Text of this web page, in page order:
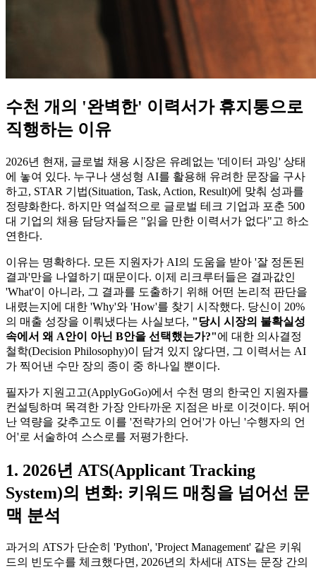
수천 개의 '완벽한' 이력서가 휴지통으로
직행하는 이유
2026년 현재, 글로벌 채용 시장은 유례없는 '데이터 과잉' 상태
에 놓여 있다. 누구나 생성형 AI를 활용해 유려한 문장을 구사
하고, STAR 기법(Situation, Task, Action, Result)에 맞춰 성과를
정량화한다. 하지만 역설적으로 글로벌 테크 기업과 포춘 500
대 기업의 채용 담당자들은 "읽을 만한 이력서가 없다"고 하소
연한다.
이유는 명확하다. 모든 지원자가 AI의 도움을 받아 '잘 정돈된
결과'만을 나열하기 때문이다. 이제 리크루터들은 결과값인
'What'이 아니라, 그 결과를 도출하기 위해 어떤 논리적 판단을
내렸는지에 대한 'Why'와 'How'를 찾기 시작했다. 당신이 20%
의 매출 성장을 이뤄냈다는 사실보다, "당시 시장의 불확실성
속에서 왜 A안이 아닌 B안을 선택했는가?"​에 대한 의사결정
철학(Decision Philosophy)이 담겨 있지 않다면, 그 이력서는 AI
가 찍어낸 수만 장의 종이 중 하나일 뿐이다.
필자가 지원고고(ApplyGoGo)에서 수천 명의 한국인 지원자를
컨설팅하며 목격한 가장 안타까운 지점은 바로 이것이다. 뛰어
난 역량을 갖추고도 이를 '전략가의 언어'가 아닌 '수행자의 언
어'로 서술하여 스스로를 저평가한다.
1. 2026년 ATS(Applicant Tracking
System)의 변화: 키워드 매칭을 넘어선 문
맥 분석
과거의 ATS가 단순히 'Python', 'Project Management' 같은 키워
드의 빈도수를 체크했다면, 2026년의 차세대 ATS는 문장 간의